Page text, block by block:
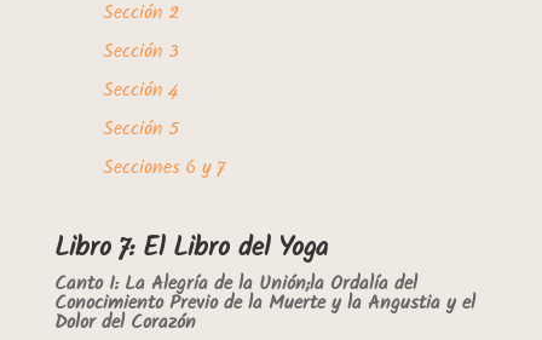
Sección 2
Sección 3
Sección 4
Sección 5
Secciones 6 y 7
Libro 7: El Libro del Yoga
Canto I: La Alegría de la Unión;la Ordalía del
Conocimiento Previo de la Muerte y la Angustia y el
Dolor del Corazón